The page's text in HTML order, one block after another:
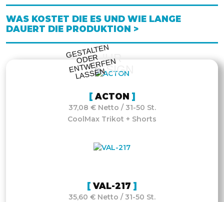
WAS KOSTET DIE ES UND WIE LANGE
DAUERT DIE PRODUKTION >
IHR
DESIGN
GESTALTE
N
O
DE
R
E
NT
WE
RFE
N
LASSE
N
ACTON
37,08 € Netto / 31-50 St.
CoolMax Trikot + Shorts
VAL-217
35,60 € Netto / 31-50 St.